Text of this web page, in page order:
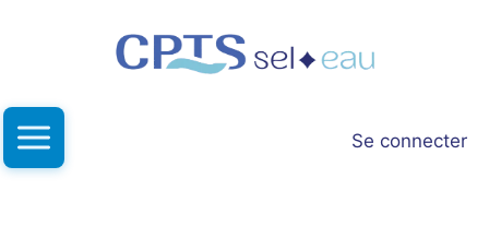
Se connecter